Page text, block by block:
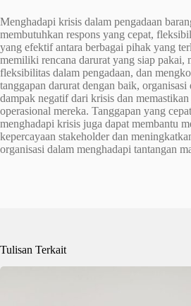
Menghadapi krisis dalam pengadaan
membutuhkan respons yang cepat,
yang efektif antara berbagai pihak yang
memiliki rencana darurat yang siap pakai,
fleksibilitas dalam pengadaan, dan
tanggapan darurat dengan baik, organisasi
dampak negatif dari krisis dan
operasional mereka. Tanggapan yang
menghadapi krisis juga dapat membantu
kepercayaan stakeholder dan
organisasi dalam menghadapi tantangan
Tulisan Terkait